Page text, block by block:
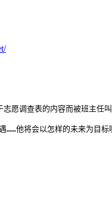
愿调查表的内容而被班主任
……他将会以怎样的未来为目